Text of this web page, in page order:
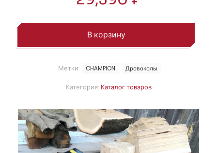
В корзину
Категория: Каталог товаров
Метки: CHAMPION Дровоколы